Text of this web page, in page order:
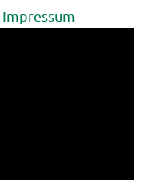
Impressum